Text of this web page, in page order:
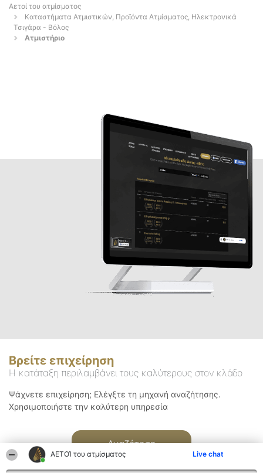
ΑΕΤΟΊ του ατμίσματος Live chat
Αετοί του ατμίσματος
Καταστήματα Ατμιστικών, Προϊόντα Ατμίσματος, Ηλεκτρονικά
Τσιγάρα - Βόλος
Ατμιστήριο
Βρείτε επιχείρηση
Η κατάταξη περιλαμβάνει τους καλύτερους στον κλάδο
Ψάχνετε επιχείρηση; Ελέγξτε τη μηχανή αναζήτησης.
Χρησιμοποιήστε την καλύτερη υπηρεσία
Αναζήτηση